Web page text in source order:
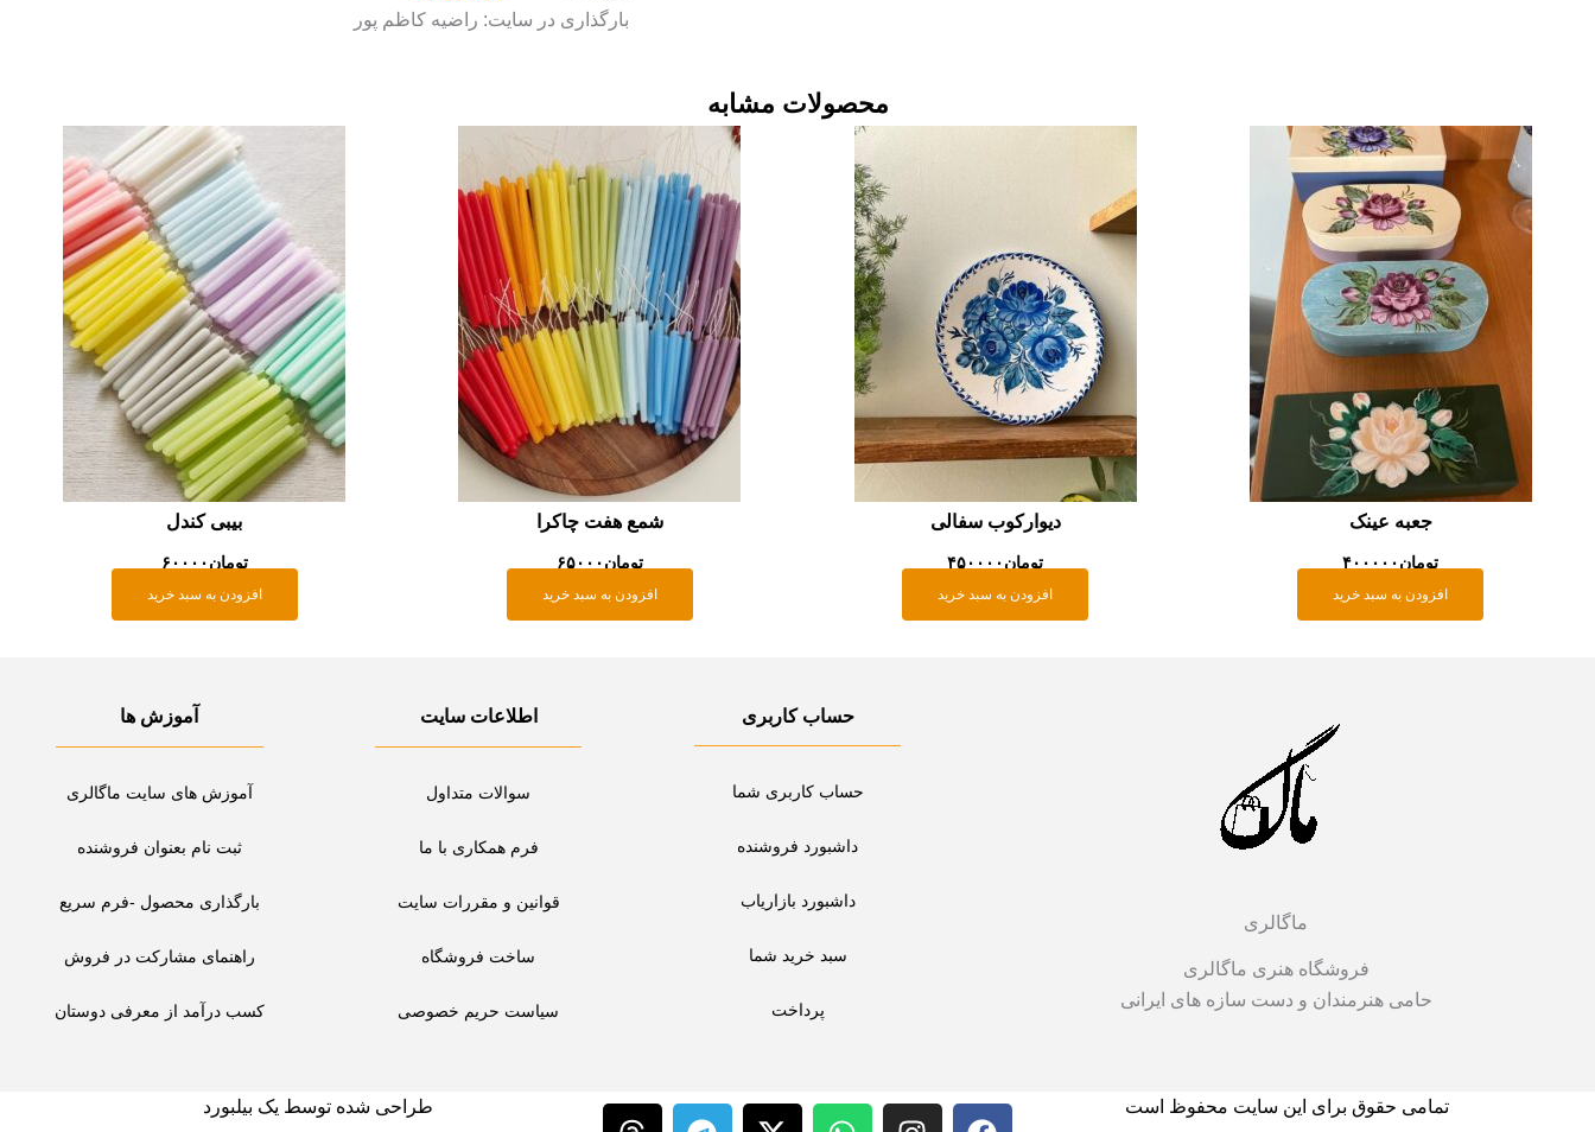
بارگذاری در سایت: راضیه کاظم پور
محصولات مشابه
جعبه عینک
تومان۴۰۰۰۰۰
افزودن به سبد خرید
دیوارکوب سفالی
تومان۴۵۰۰۰۰
افزودن به سبد خرید
شمع هفت چاکرا
تومان۶۵۰۰۰
افزودن به سبد خرید
بیبی کندل
تومان۶۰۰۰۰
افزودن به سبد خرید
ماگالری
فروشگاه هنری ماگالری
حامی هنرمندان و دست سازه های ایرانی
حساب کاربری
حساب کاربری شما
داشبورد فروشنده
داشبورد بازاریاب
سبد خرید شما
پرداخت
اطلاعات سایت
سوالات متداول
فرم همکاری با ما
قوانین و مقررات سایت
ساخت فروشگاه
سیاست حریم خصوصی
آموزش ها
آموزش های سایت ماگالری
ثبت نام بعنوان فروشنده
بارگذاری محصول -فرم سریع
راهنمای مشارکت در فروش
کسب درآمد از معرفی دوستان
تمامی حقوق برای این سایت محفوظ است
F
I
W
X
T
T
طراحی شده توسط یک بیلبورد